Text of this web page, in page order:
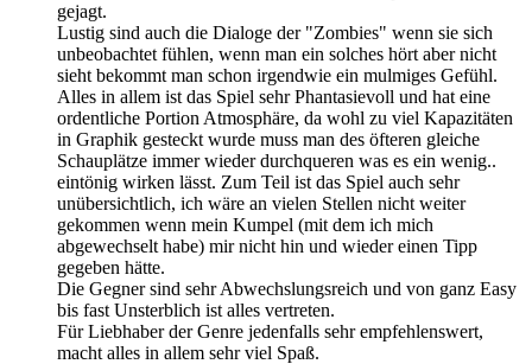
gejagt.
Lustig sind auch die Dialoge der "Zombies" wenn sie sich
unbeobachtet fühlen, wenn man ein solches hört aber nicht
sieht bekommt man schon irgendwie ein mulmiges Gefühl.
Alles in allem ist das Spiel sehr Phantasievoll und hat eine
ordentliche Portion Atmosphäre, da wohl zu viel Kapazitäten
in Graphik gesteckt wurde muss man des öfteren gleiche
Schauplätze immer wieder durchqueren was es ein wenig..
eintönig wirken lässt. Zum Teil ist das Spiel auch sehr
unübersichtlich, ich wäre an vielen Stellen nicht weiter
gekommen wenn mein Kumpel (mit dem ich mich
abgewechselt habe) mir nicht hin und wieder einen Tipp
gegeben hätte.
Die Gegner sind sehr Abwechslungsreich und von ganz Easy
bis fast Unsterblich ist alles vertreten.
Für Liebhaber der Genre jedenfalls sehr empfehlenswert,
macht alles in allem sehr viel Spaß.